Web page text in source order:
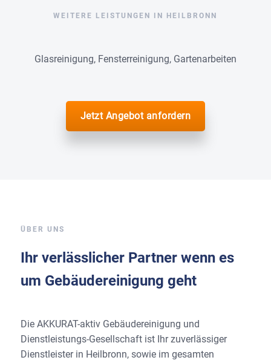
WEITERE LEISTUNGEN IN HEILBRONN
Glasreinigung, Fensterreinigung, Gartenarbeiten
Jetzt Angebot anfordern
ÜBER UNS
Ihr verlässlicher Partner wenn es
um Gebäude­reinigung geht
Die AKKURAT-aktiv Gebäudereinigung und
Dienstleistungs-Gesellschaft ist Ihr zuverlässiger
Dienstleister in Heilbronn, sowie im gesamten